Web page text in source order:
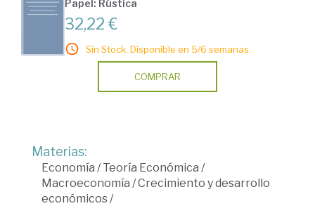
Papel: Rústica
32,22 €
Sin Stock. Disponible en 5/6 semanas.
COMPRAR
Materias:
Economía /Teoría Económica /
Macroeconomía /Crecimiento y desarrollo
económicos/